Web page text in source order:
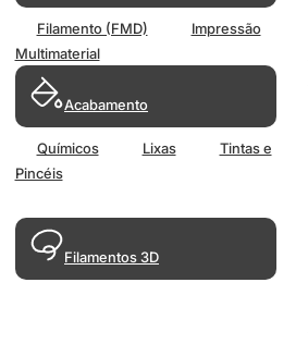
Filamento (FMD)
Impressão
Multimaterial
Acabamento
Químicos Lixas
Tintas e
Pincéis
Filamentos 3D